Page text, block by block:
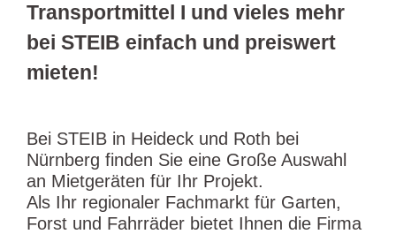
Transportmittel I und vieles mehr
bei STEIB einfach und preiswert
mieten!
Bei STEIB in Heideck und Roth bei
Nürnberg finden Sie eine Große Auswahl
an Mietgeräten für Ihr Projekt.
Als Ihr regionaler Fachmarkt für Garten,
Forst und Fahrräder bietet Ihnen die Firma